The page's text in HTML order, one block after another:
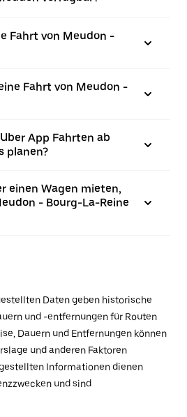
Fahrt von Meudon -
Fahrt von Meudon -
App Fahrten ab
planen?
einen Wagen mieten,
- Bourg-La-Reine
Daten geben historische
und -entfernungen für Routen
Dauern und Entfernungen können
und anderen Faktoren
Informationen dienen
und sind